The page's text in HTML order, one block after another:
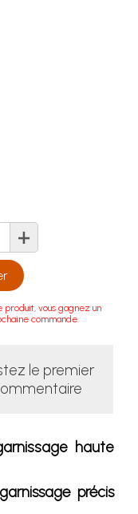
+
vous gagnez un
commande.
le premier
haute
précis